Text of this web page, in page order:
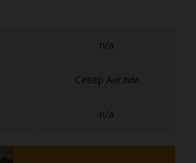
n/a
Север Англии
n/a